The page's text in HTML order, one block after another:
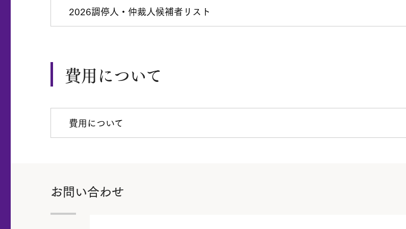
2026調停人・仲裁人候補者リスト
費用について
費用について
お問い合わせ